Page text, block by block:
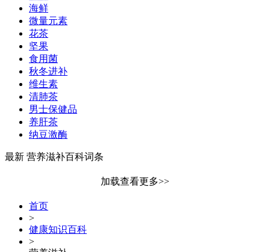
海鲜
微量元素
花茶
坚果
食用菌
秋冬进补
维生素
清肺茶
男士保健品
养肝茶
纳豆激酶
最新 营养滋补百科词条
加载查看更多>>
首页
>
健康知识百科
>